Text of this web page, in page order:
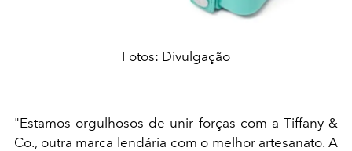
Fotos: Divulgação
"Estamos orgulhosos de unir forças com a Tiffany &
Co., outra marca lendária com o melhor artesanato. A